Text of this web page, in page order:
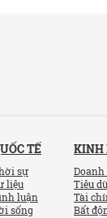
TẾ
sự
liệu
luận
sống
KINH
Tiêu
Tài
Bất